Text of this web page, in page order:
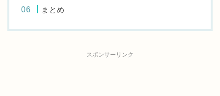
まとめ
スポンサーリンク